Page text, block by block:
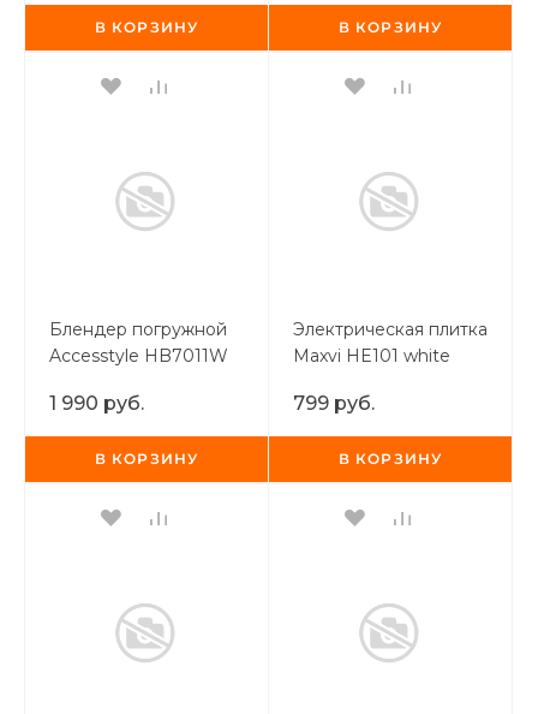
В КОРЗИНУ В КОРЗИНУ
Блендер погружной
Accesstyle HB7011W
1 990 руб.
В КОРЗИНУ
Электрическая плитка
Maxvi HE101 white
799 руб.
В КОРЗИНУ